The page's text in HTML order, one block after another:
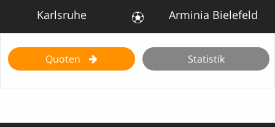
Karlsruhe Arminia Bielefeld
Quoten Statistik